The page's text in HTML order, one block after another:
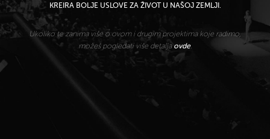
KREIRA BOLJE USLOVE ZA ŽIVOT U NAŠOJ ZEMLJI.
Ukoliko te zanima više o ovom i drugim projektima koje radimo,
možeš pogledati više detalja ovde.